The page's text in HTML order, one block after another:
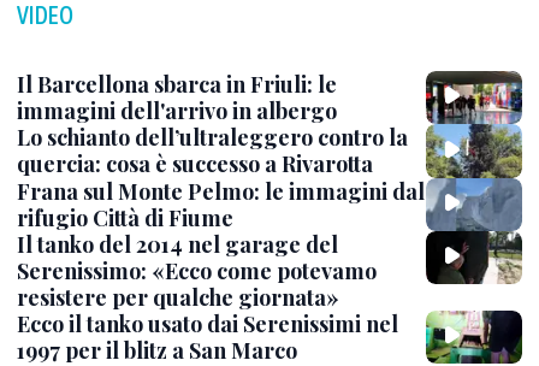
VIDEO
Il Barcellona sbarca in Friuli: le
immagini dell'arrivo in albergo
Lo schianto dell’ultraleggero contro la
quercia: cosa è successo a Rivarotta
Frana sul Monte Pelmo: le immagini dal
rifugio Città di Fiume
Il tanko del 2014 nel garage del
Serenissimo: «Ecco come potevamo
resistere per qualche giornata»
Ecco il tanko usato dai Serenissimi nel
1997 per il blitz a San Marco